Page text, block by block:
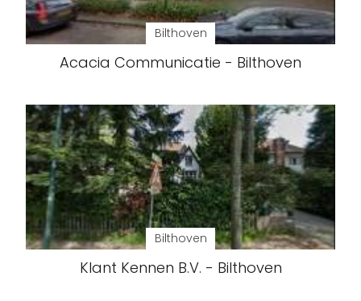
Bilthoven
Acacia Communicatie - Bilthoven
Bilthoven
Klant Kennen B.V. - Bilthoven